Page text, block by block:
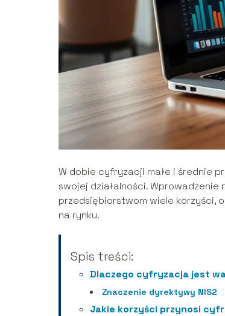
W dobie cyfryzacji małe i średnie
swojej działalności.
przedsiębiorstwom wiele korzyści,
na rynku.
Spis treści:
Dlaczego cyfryzacja jest
Znaczenie dyrektywy NIS2
Jakie korzyści przynosi